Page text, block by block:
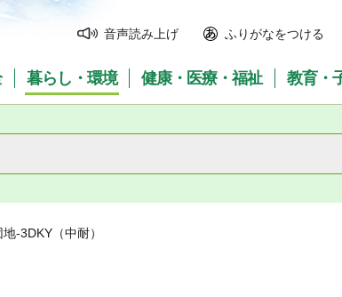
音声読み上げ ふりがなをつける
暮らし・環境 健康・医療・福祉 教育・
-3DKY（中耐）